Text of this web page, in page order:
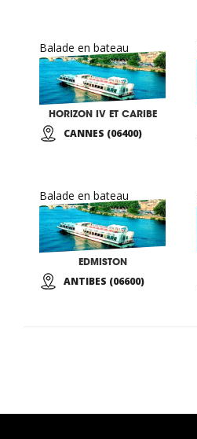
Balade en bateau
HORIZON IV ET CARIBE
CANNES (06400)
Balade en bateau
EDMISTON
ANTIBES (06600)